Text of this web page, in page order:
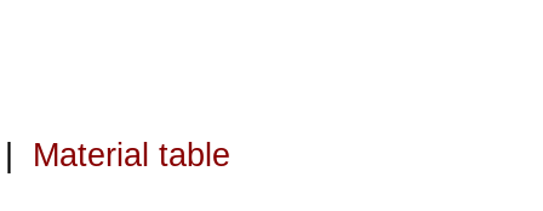
Material table